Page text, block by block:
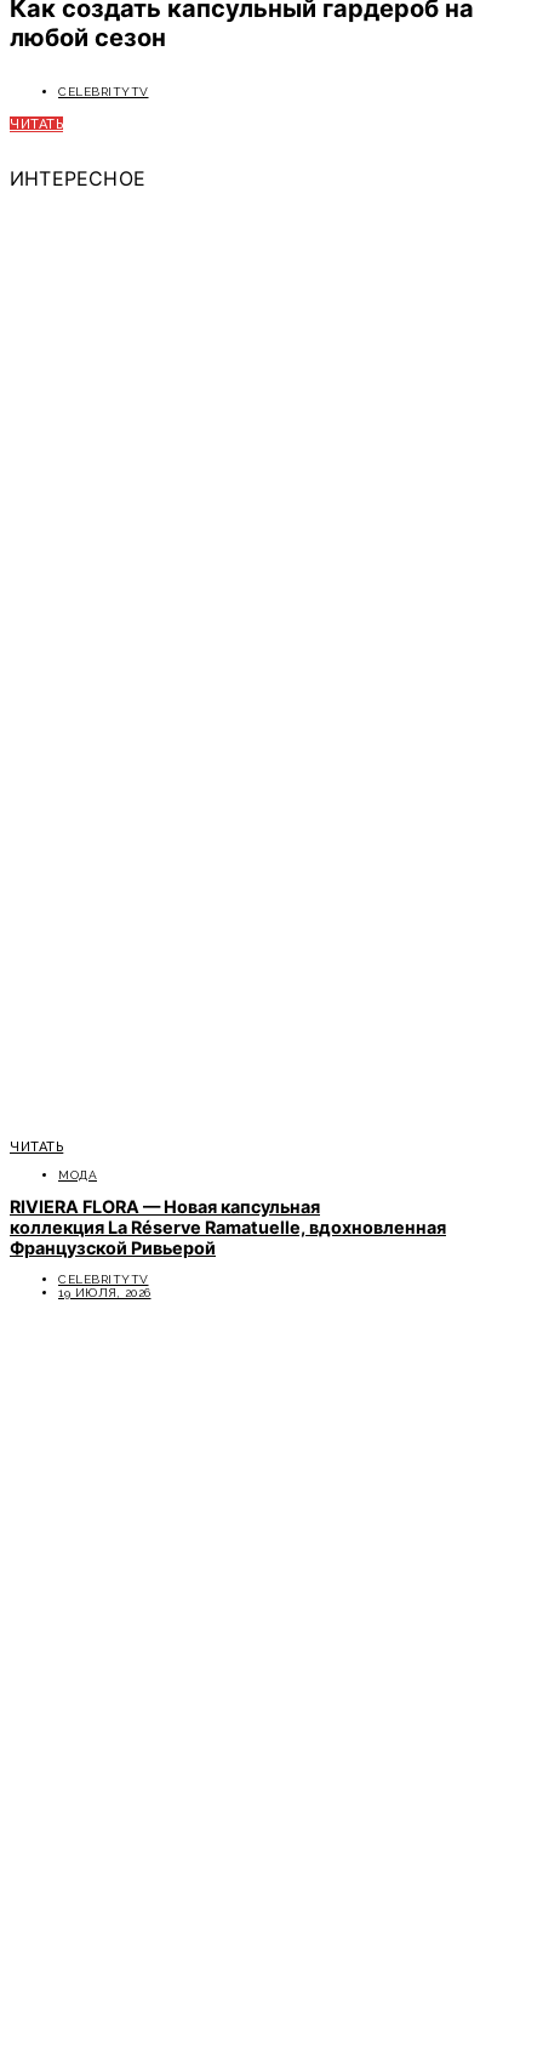
Как создать капсульный гардероб на
любой сезон
CELEBRITYTV
ЧИТАТЬ
ИНТЕРЕСНОЕ
ЧИТАТЬ
МОДА
RIVIERA FLORA — Новая капсульная
коллекция La Réserve Ramatuelle, вдохновленная
Французской Ривьерой
CELEBRITYTV
19 ИЮЛЯ, 2026